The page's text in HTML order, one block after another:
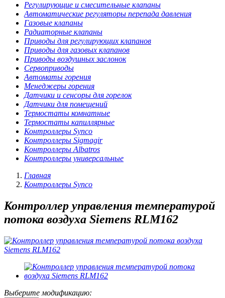
Регулирующие и смесительные клапаны
Автоматические регуляторы перепада давления
Газовые клапаны
Радиаторные клапаны
Приводы для регулирующих клапанов
Приводы для газовых клапанов
Приводы воздушных заслонок
Сервоприводы
Автоматы горения
Менеджеры горения
Датчики и сенсоры для горелок
Датчики для помещений
Термостаты комнатные
Термостаты капиллярные
Контроллеры Synco
Контроллеры Sigmagir
Контроллеры Albatros
Контроллеры универсальные
Главная
Контроллеры Synco
Контроллер управления температурой
потока воздуха Siemens RLM162
Выберите модификацию: